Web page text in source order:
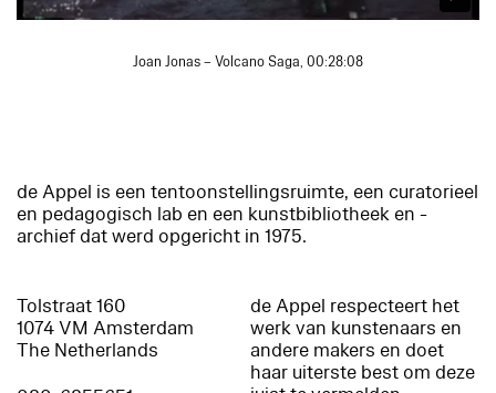
Joan Jonas – Volcano Saga, 00:28:08
de Appel is een tentoonstellingsruimte, een curatorieel
en pedagogisch lab en een kunstbibliotheek en -
archief dat werd opgericht in 1975.
Tolstraat 160
1074 VM Amsterdam
The Netherlands
de Appel respecteert het
werk van kunstenaars en
andere makers en doet
haar uiterste best om deze